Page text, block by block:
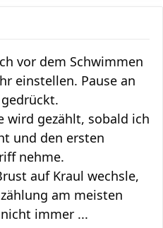
vor dem Schwimmen
einstellen. Pause an
wird gezählt, sobald ich
und den ersten
nehme.
auf Kraul wechsle,
am meisten
immer ...